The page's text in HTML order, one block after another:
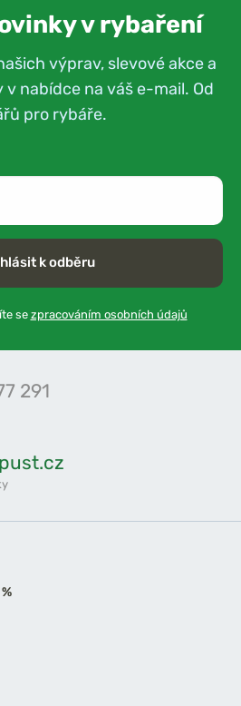
v rybaření
výprav, slevové akce a
nabídce na váš e-mail. Od
pro rybáře.
k odběru
se zpracováním osobních údajů
291